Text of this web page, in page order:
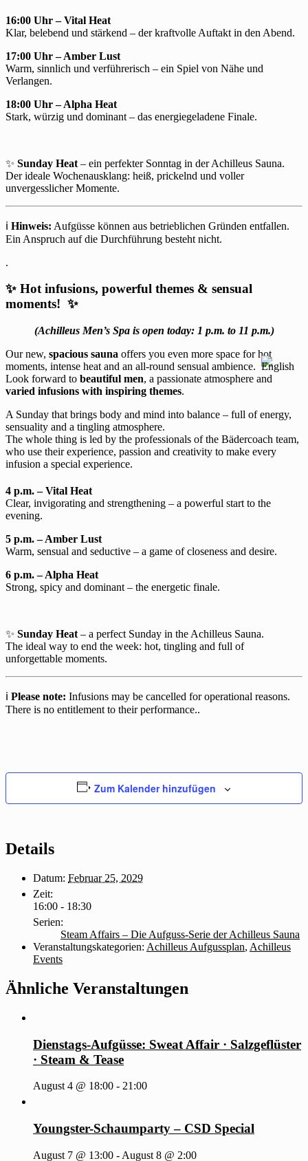
16:00 Uhr – Vital Heat
Klar, belebend und stärkend – der kraftvolle Auftakt in den Abend.
17:00 Uhr – Amber Lust
Warm, sinnlich und verführerisch – ein Spiel von Nähe und
Verlangen.
18:00 Uhr – Alpha Heat
Stark, würzig und dominant – das energiegeladene Finale.
✨ Sunday Heat – ein perfekter Sonntag in der Achilleus Sauna.
Der ideale Wochenausklang: heiß, prickelnd und voller
unvergesslicher Momente.
ℹ️ Hinweis: Aufgüsse können aus betrieblichen Gründen entfallen.
Ein Anspruch auf die Durchführung besteht nicht.
.
✨ Hot infusions, powerful themes & sensual
moments! ✨
(Achilleus Men’s Spa is open today: 1 p.m. to 11 p.m.)
Our new, spacious sauna offers you even more space for hot
moments, intense heat and an all-round sensual ambience.
Look forward to beautiful men, a passionate atmosphere and
varied infusions with inspiring themes.
A Sunday that brings body and mind into balance – full of energy,
sensuality and a tingling atmosphere.
The whole thing is led by the professionals of the Bädercoach team,
who use their experience, passion and creativity to make every
infusion a special experience.
4 p.m. – Vital Heat
Clear, invigorating and strengthening – a powerful start to the
evening.
5 p.m. – Amber Lust
Warm, sensual and seductive – a game of closeness and desire.
6 p.m. – Alpha Heat
Strong, spicy and dominant – the energetic finale.
✨ Sunday Heat – a perfect Sunday in the Achilleus Sauna.
The ideal way to end the week: hot, tingling and full of
unforgettable moments.
ℹ️ Please note: Infusions may be cancelled for operational reasons.
There is no entitlement to their performance..
Zum Kalender hinzufügen
Details
Datum: Februar 25, 2029
Zeit:
16:00 - 18:30
Serien:
Steam Affairs – Die Aufguss-Serie der Achilleus Sauna
Veranstaltungskategorien: Achilleus Aufgussplan, Achilleus
Events
Ähnliche Veranstaltungen
Dienstags-Aufgüsse: Sweat Affair · Salzgeflüster
· Steam & Tease
August 4 @ 18:00 - 21:00
Youngster-Schaumparty – CSD Special
August 7 @ 13:00 - August 8 @ 2:00